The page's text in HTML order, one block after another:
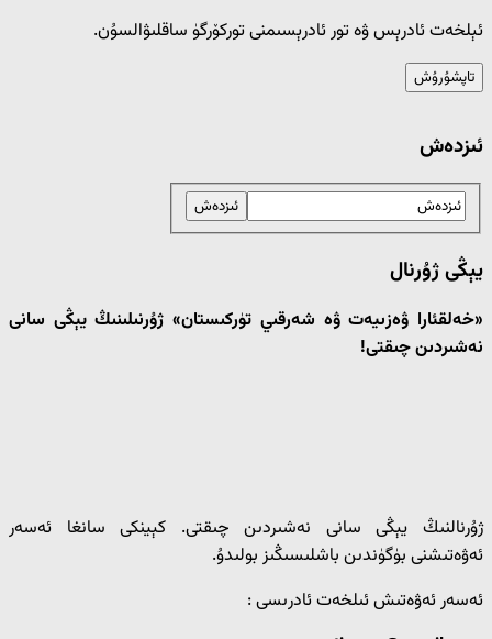
ئېلخەت ئادرېس ۋە تور ئادرېسىمنى توركۆرگۈ ساقلىۋالسۇن.
ئىزدەش
يېڭى ژۇرنال
«خەلقئارا ۋەزىيەت ۋە شەرقىي تۈركىستان» ژۇرنىلىنىڭ يېڭى سانى
نەشىردىن چىقتى!
ژۇرنالنىڭ يېڭى سانى نەشىردىن چىقتى. كېينكى سانغا ئەسەر
ئەۋەتىشنى بۈگۈندىن باشلىسىڭىز بولىدۇ.
ئەسەر ئەۋەتىش ئىلخەت ئادرىسى :